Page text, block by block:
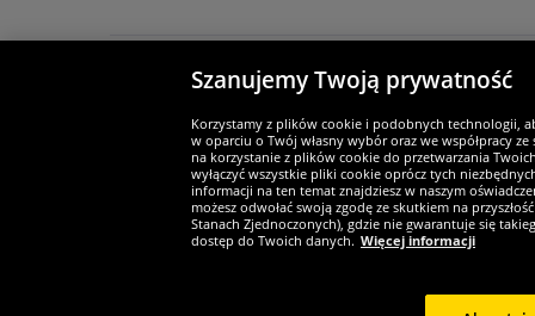
Partnerzy i bezpieczeństwo
Widerruf
Szanujemy Twoją prywatność
Korzystamy z plików cookie i podobnych technologii,
w oparciu o Twój własny wybór oraz we współpracy
na korzystanie z plików cookie do przetwarzania
wyłączyć wszystkie pliki cookie oprócz tych
informacji na ten temat znajdziesz w naszym
możesz odwołać swoją zgodę ze skutkiem na
Stanach Zjednoczonych), gdzie nie gwarantuje się
dostęp do Twoich danych. Więcej informacji